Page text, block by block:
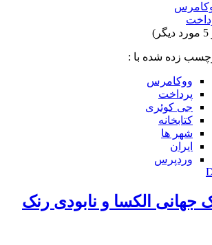
زده شده با :
ووکامرس
پرداخت
جی کوئری
کتابخانه
شهر ها
ایران
وردپرس
الکسا و نابودی رنک